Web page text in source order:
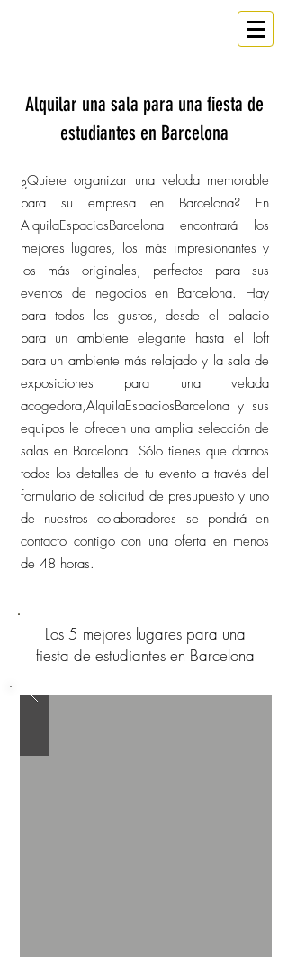
Alquilar una sala para una fiesta de
estudiantes en Barcelona
¿Quiere organizar una velada memorable
para su empresa en Barcelona? En
AlquilaEspaciosBarcelona encontrará los
mejores lugares, los más impresionantes y
los más originales, perfectos para sus
eventos de negocios en Barcelona. Hay
para todos los gustos, desde el palacio
para un ambiente elegante hasta el loft
para un ambiente más relajado y la sala de
exposiciones para una velada
acogedora,AlquilaEspaciosBarcelona y sus
equipos le ofrecen una amplia selección de
salas en Barcelona. Sólo tienes que darnos
todos los detalles de tu evento a través del
formulario de solicitud de presupuesto y uno
de nuestros colaboradores se pondrá en
contacto contigo con una oferta en menos
de 48 horas.
Los 5 mejores lugares para una
fiesta de estudiantes en Barcelona